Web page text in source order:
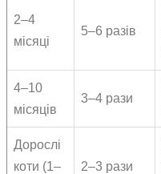
2–4
місяці
5–6 разів
4–10
місяців
3–4 рази
Дорослі
коти (1–
2–3 рази